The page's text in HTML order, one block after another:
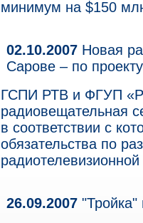
минимум на $150
02.10.2007 Новая
Сарове – по
ГСПИ РТВ и ФГУП
радиовещательная
в соответствии с
обязательства по
26.09.2007 "Тройка"